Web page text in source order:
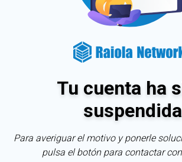
Tu cuenta ha
suspendida
Para averiguar el motivo y ponerle
pulsa el botón para contactar